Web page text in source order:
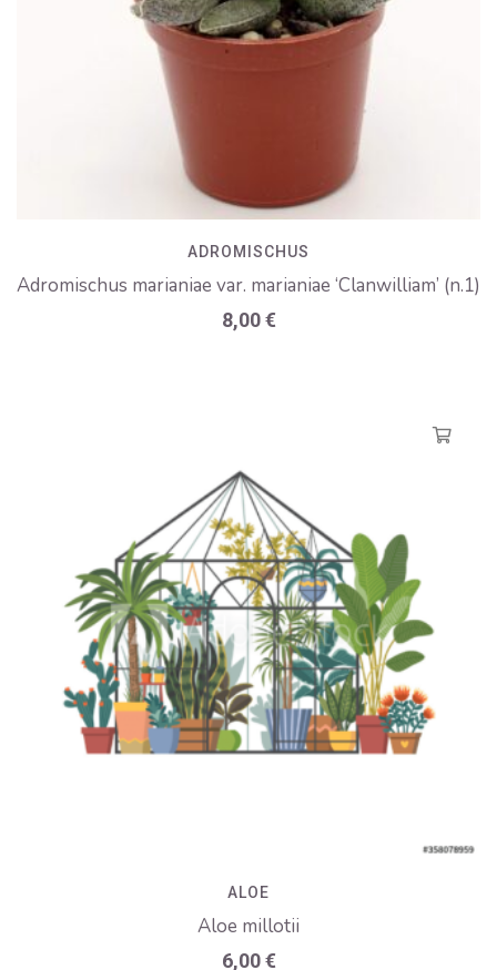
ADROMISCHUS
Adromischus marianiae var. marianiae ‘Clanwilliam’ (n.1)
8,00€
ALOE
Aloe millotii
6,00€